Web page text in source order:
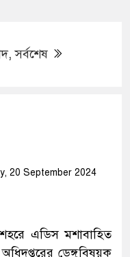
,সর্বশেষ
20 September 2024
এডিস মশাবাহিত
ডেঙ্গুবিষয়ক